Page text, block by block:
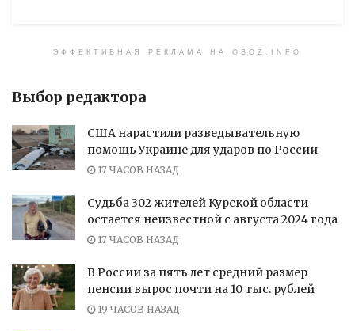
ЭФФЕКТИВНАЯ РЕКЛАМА НА OBOZ.INFO
Выбор редактора
США нарастили разведывательную
помощь Украине для ударов по России
17 ЧАСОВ НАЗАД
Судьба 302 жителей Курской области
остается неизвестной с августа 2024 года
17 ЧАСОВ НАЗАД
В России за пять лет средний размер
пенсии вырос почти на 10 тыс. рублей
19 ЧАСОВ НАЗАД